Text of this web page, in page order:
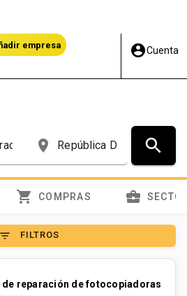
empresa account_circleCuenta
place search
shopping_cart COMPRAS business_center
filter_list FILTROS
reparación de fotocopiadoras